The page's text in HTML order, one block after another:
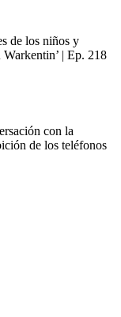
de los niños y
Warkentin’ | Ep. 218
con la
de los teléfonos